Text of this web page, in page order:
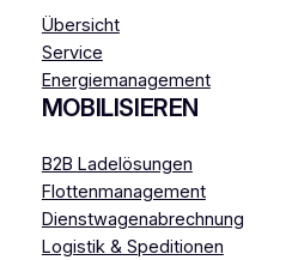
Übersicht
Service
Energiemanagement
MOBILISIEREN
B2B Ladelösungen
Flottenmanagement
Dienstwagenabrechnung
Logistik & Speditionen